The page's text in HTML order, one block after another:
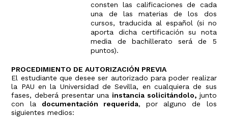
consten las calificaciones de cada
una de las materias de los dos
cursos, traducida al español (si no
aporta dicha certificación su nota
media de bachillerato será de 5
puntos).
PROCEDIMIENTO DE AUTORIZACIÓN PREVIA
El estudiante que desee ser autorizado para poder realizar
la PAU en la Universidad de Sevilla, en cualquiera de sus
fases, deberá presentar una instancia solicitándolo,junto
con la documentación requerida, por alguno de los
siguientes medios: